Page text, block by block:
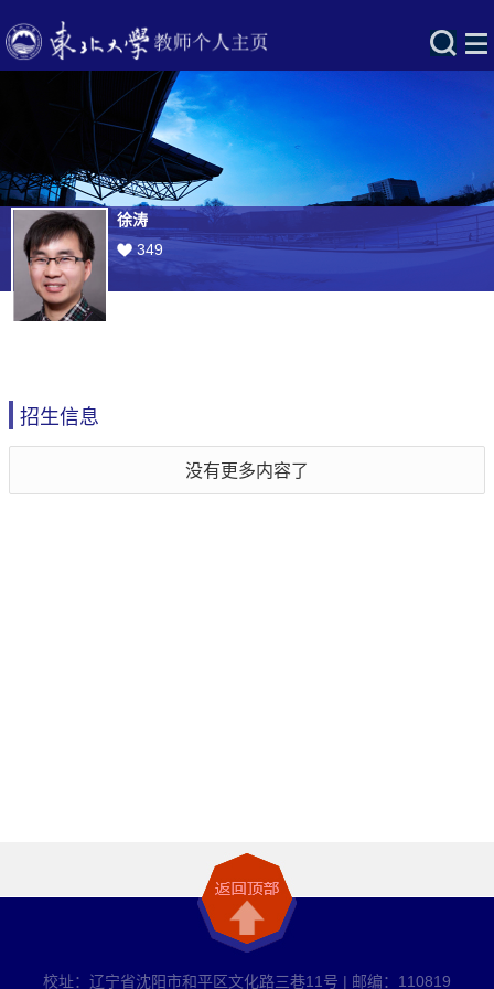
徐涛
349
招生信息
没有更多内容了
校址：辽宁省沈阳市和平区文化路三巷11号 | 邮编：110819